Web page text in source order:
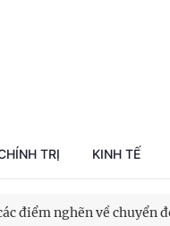
TRỊ KINH TẾ
điểm nghẽn về chuyển